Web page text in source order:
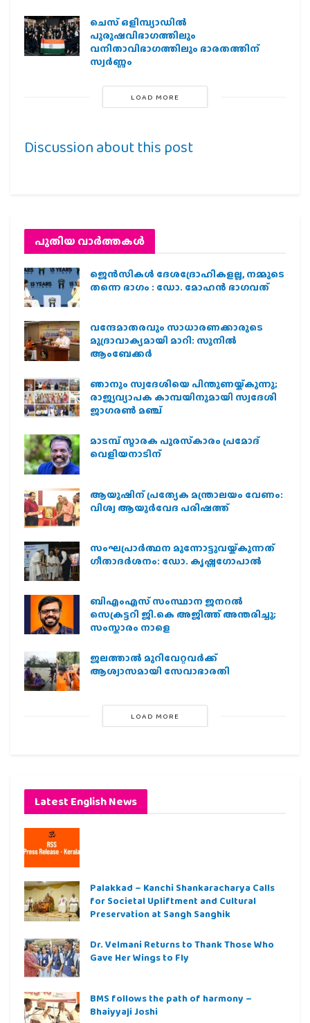
ചെസ് ഒളിമ്പ്യാഡില്‍
പുരുഷവിഭാഗത്തിലും
വനിതാവിഭാഗത്തിലും ഭാരതത്തിന്
സ്വര്‍ണ്ണം
LOAD MORE
Discussion about this post
പുതിയ വാര്‍ത്തകള്‍
ജെന്‍സികള്‍ ദേശദ്രോഹികളല്ല, നമ്മുടെ
തന്നെ ഭാഗം : ഡോ. മോഹന്‍ ഭാഗവത്
വന്ദേമാതരവും സാധാരണക്കാരുടെ
മുദ്രാവാക്യമായി മാറി: സുനിൽ
ആംബേക്കർ
ഞാനും സ്വദേശിയെ പിന്തുണയ്ക്കുന്നു;
രാജ്യവ്യാപക കാമ്പയിനുമായി സ്വദേശി
ജാഗരണ്‍ മഞ്ച്
മാടമ്പ് സ്മാരക പുരസ്‌കാരം പ്രമോദ്
വെളിയനാടിന്
ആയുഷിന് പ്രത്യേക മന്ത്രാലയം വേണം:
വിശ്വ ആയുര്‍വേദ പരിഷത്ത്
സംഘപ്രാര്‍ത്ഥന മുന്നോട്ടുവയ്ക്കുന്നത്
ഗീതാദര്‍ശനം: ഡോ. കൃഷ്ണഗോപാല്‍
ബിഎംഎസ് സംസ്ഥാന ജനറൽ
സെക്രട്ടറി ജി.കെ അജിത്ത് അന്തരിച്ചു;
സംസ്കാരം നാളെ
ജലത്താല്‍ മുറിവേറ്റവര്‍ക്ക്
ആശ്വാസമായി സേവാഭാരതി
LOAD MORE
Latest English News
Palakkad – Kanchi Shankaracharya Calls
for Societal Upliftment and Cultural
Preservation at Sangh Sanghik
Dr. Velmani Returns to Thank Those Who
Gave Her Wings to Fly
BMS follows the path of harmony –
Bhaiyyaji Joshi